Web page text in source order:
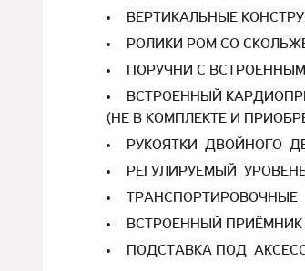
ВЕРТИКАЛЬНЫЕ
РОЛИКИ РОМ СО
ПОРУЧНИ С
ВСТРОЕННЫЙ
(НЕ В КОМПЛЕКТЕ И
РУКОЯТКИ ДВОЙНОГО
РЕГУЛИРУЕМЫЙ
ТРАНСПОРТИРОВОЧНЫЕ
ВСТРОЕННЫЙ ПРИЁМНИК
ПОДСТАВКА ПОД